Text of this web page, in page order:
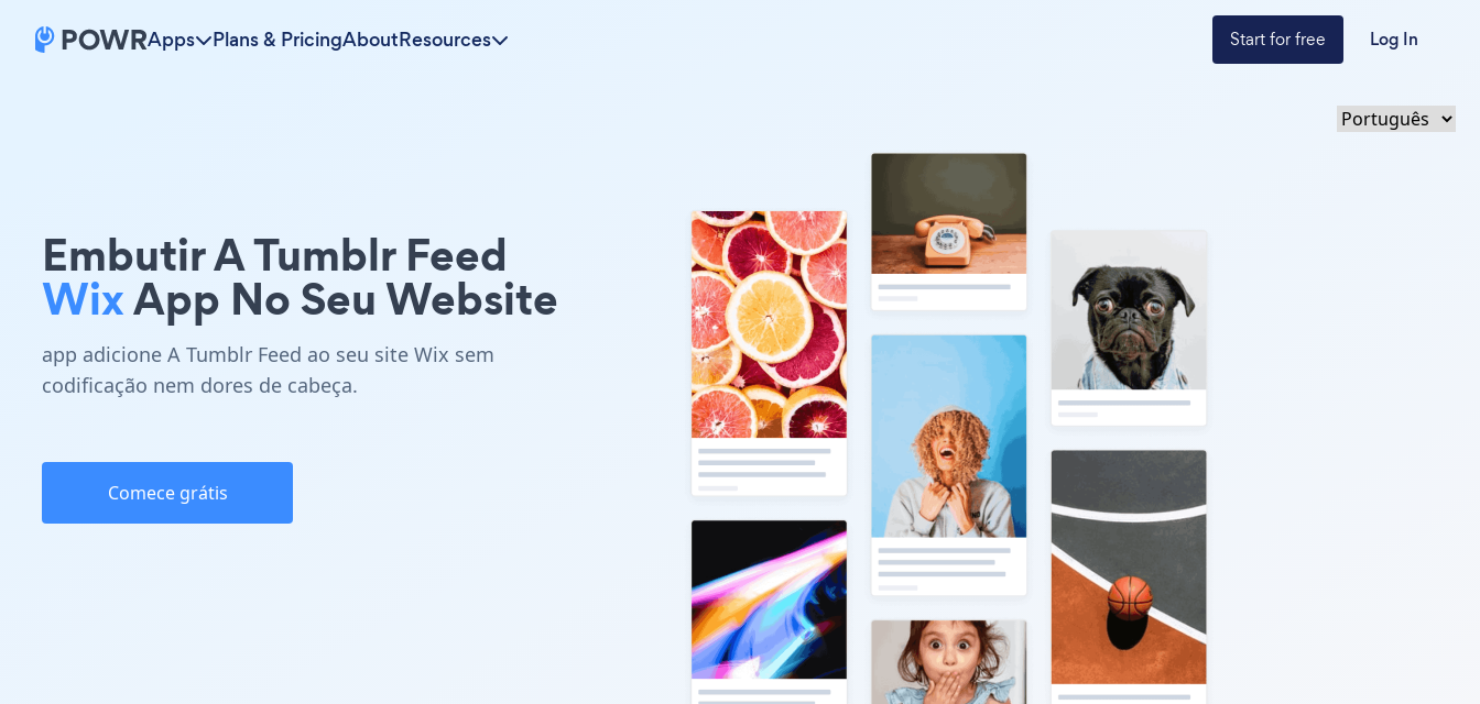
Apps Plans & PricingAboutResources Start for free Log In
Embutir A Tumblr Feed
WixApp No Seu Website
app adicione A Tumblr Feed ao seu site Wix sem
codificação nem dores de cabeça.
Comece grátis